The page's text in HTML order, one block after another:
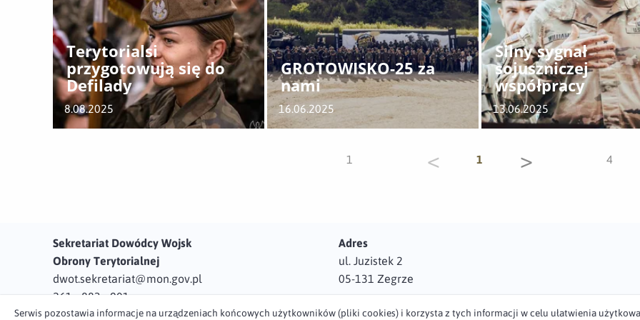
Terytorialsi
przygotowują się do
Defilady
8.08.2025
GROTOWISKO-25 za
nami
16.06.2025
Silny sygnał
sojuszniczej
współpracy
13.06.2025
1 < 1 > 4
Sekretariat Dowódcy Wojsk
Obrony Terytorialnej
dwot.sekretariat@mon.gov.pl
261 - 883 - 901
Adres
ul. Juzistek 2
05-131 Zegrze
Serwis pozostawia informacje na urządzeniach końcowych użytkowników (pliki cookies) i korzysta z tych informacji w celu ułatwienia